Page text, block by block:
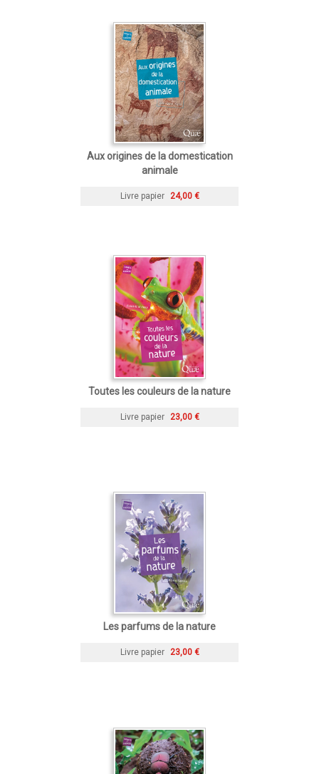
Aux origines de la domestication
animale
Livre papier 24,00 €
Toutes les couleurs de la nature
Livre papier 23,00 €
Les parfums de la nature
Livre papier 23,00 €